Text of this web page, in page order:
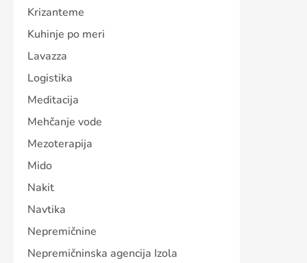
Krizanteme
Kuhinje po meri
Lavazza
Logistika
Meditacija
Mehčanje vode
Mezoterapija
Mido
Nakit
Navtika
Nepremičnine
Nepremičninska agencija Izola